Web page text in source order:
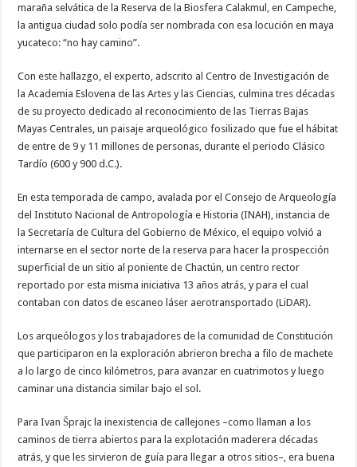
maraña selvática de la Reserva de la Biosfera Calakmul, en Campeche,
la antigua ciudad solo podía ser nombrada con esa locución en maya
yucateco: “no hay camino”.
Con este hallazgo, el experto, adscrito al Centro de Investigación de
la Academia Eslovena de las Artes y las Ciencias, culmina tres décadas
de su proyecto dedicado al reconocimiento de las Tierras Bajas
Mayas Centrales, un paisaje arqueológico fosilizado que fue el hábitat
de entre de 9 y 11 millones de personas, durante el periodo Clásico
Tardío (600 y 900 d.C.).
En esta temporada de campo, avalada por el Consejo de Arqueología
del Instituto Nacional de Antropología e Historia (INAH), instancia de
la Secretaría de Cultura del Gobierno de México, el equipo volvió a
internarse en el sector norte de la reserva para hacer la prospección
superficial de un sitio al poniente de Chactún, un centro rector
reportado por esta misma iniciativa 13 años atrás, y para el cual
contaban con datos de escaneo láser aerotransportado (LiDAR).
Los arqueólogos y los trabajadores de la comunidad de Constitución
que participaron en la exploración abrieron brecha a filo de machete
a lo largo de cinco kilómetros, para avanzar en cuatrimotos y luego
caminar una distancia similar bajo el sol.
Para Ivan Šprajc la inexistencia de callejones –como llaman a los
caminos de tierra abiertos para la explotación maderera décadas
atrás, y que les sirvieron de guía para llegar a otros sitios–, era buena